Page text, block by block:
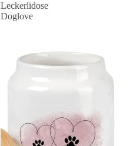
Leckerlidose
Doglove